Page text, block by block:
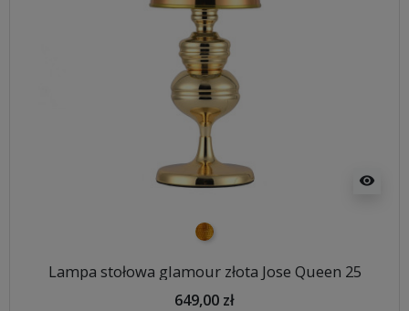
visibility
złoty
Lampa stołowa glamour złota Jose Queen 25
649,00 zł